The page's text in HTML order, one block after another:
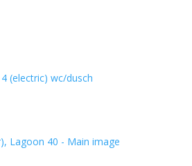
(electric) wc/dusch